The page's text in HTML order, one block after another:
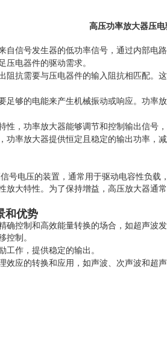
高压功率放大器压
自信号发生器的低功率信号，通过内部
压电器件的驱动需求。
阻抗需要与压电器件的输入阻抗相匹配。
足够的电能来产生机械振动或响应。功率
性，功率放大器能够调节和控制输出信号
功率放大器提供恒定且稳定的输出功率
号电压的装置，通常用于驱动电容性负
放大特性。为了保持增益，高压放大器通
和优势
确控制和高效能量转换的场合，如超声波
控制。
工作，提供稳定的输出。
效应的转换和应用，如声波、次声波和超